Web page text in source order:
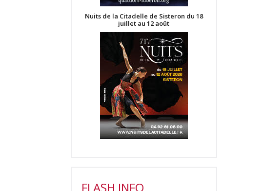
Nuits de la Citadelle de Sisteron du 18
juillet au 12 août
FLASH INFO